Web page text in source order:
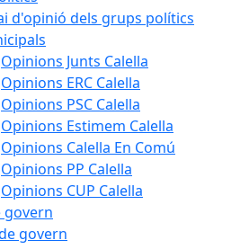
d'opinió dels grups polítics
Opinions Junts Calella
Opinions ERC Calella
Opinions PSC Calella
Opinions Estimem Calella
Opinions Calella En Comú
Opinions PP Calella
Opinions CUP Calella
govern
govern